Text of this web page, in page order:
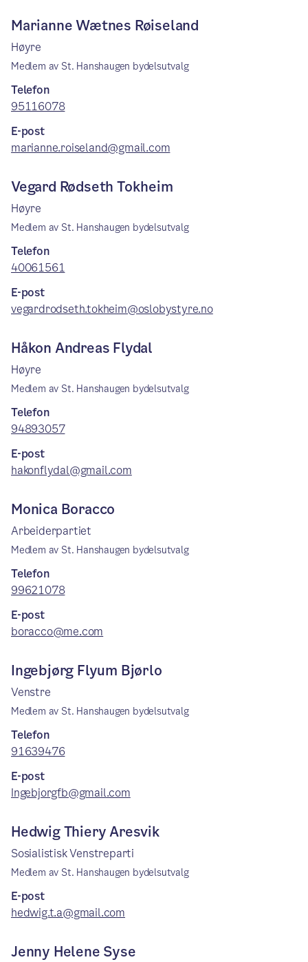
Marianne Wætnes Røiseland
Høyre
Medlem av St. Hanshaugen bydelsutvalg
Telefon
95116078
E-post
marianne.roiseland@gmail.com
Vegard Rødseth Tokheim
Høyre
Medlem av St. Hanshaugen bydelsutvalg
Telefon
40061561
E-post
vegardrodseth.tokheim@oslobystyre.no
Håkon Andreas Flydal
Høyre
Medlem av St. Hanshaugen bydelsutvalg
Telefon
94893057
E-post
hakonflydal@gmail.com
Monica Boracco
Arbeiderpartiet
Medlem av St. Hanshaugen bydelsutvalg
Telefon
99621078
E-post
boracco@me.com
Ingebjørg Flyum Bjørlo
Venstre
Medlem av St. Hanshaugen bydelsutvalg
Telefon
91639476
E-post
Ingebjorgfb@gmail.com
Hedwig Thiery Aresvik
Sosialistisk Venstreparti
Medlem av St. Hanshaugen bydelsutvalg
E-post
hedwig.t.a@gmail.com
Jenny Helene Syse